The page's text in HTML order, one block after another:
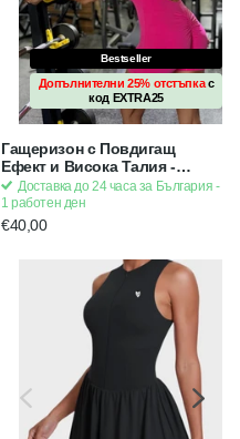
Bestseller
Допълнителни 25% отстъпкас
код EXTRA25
Гащеризон с Повдигащ
Ефект и Висока Талия -
Scrunch Bum (къс), с
подплънки - Розов | Strong x
Feminine
Доставка до 24 часа за България -
1 работен ден
€40,00